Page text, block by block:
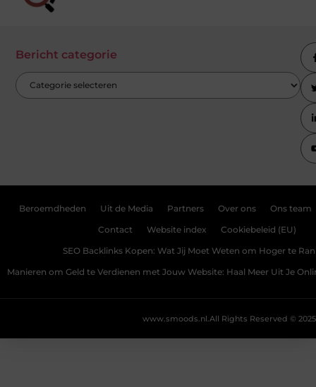
Bericht categorie
Beroemdheden Uit de Media Partners Over ons Ons team
Contact Website index Cookiebeleid (EU)
SEO Backlinks Kopen: Wat Jij Moet Weten om Hoger te
Manieren om Geld te Verdienen met Jouw Website: Haal Meer Uit Je
All Rights Reserved © 2025
www.smoods.nl.